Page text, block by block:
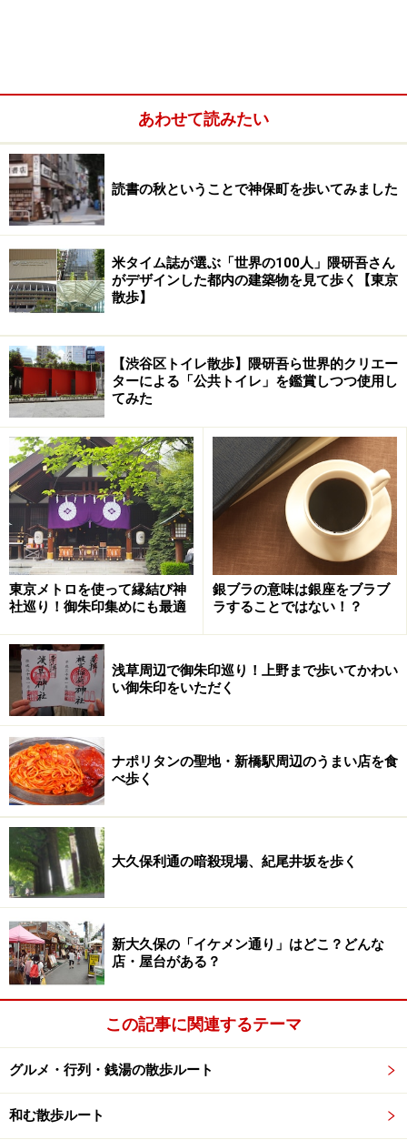
あわせて読みたい
読書の秋ということで神保町を歩いてみました
米タイム誌が選ぶ「世界の100人」隈研吾さん
がデザインした都内の建築物を見て歩く【東京
散歩】
【渋谷区トイレ散歩】隈研吾ら世界的クリエー
ターによる「公共トイレ」を鑑賞しつつ使用し
てみた
東京メトロを使って縁結び神
社巡り！御朱印集めにも最適
銀ブラの意味は銀座をブラブ
ラすることではない！？
浅草周辺で御朱印巡り！上野まで歩いてかわい
い御朱印をいただく
ナポリタンの聖地・新橋駅周辺のうまい店を食
べ歩く
大久保利通の暗殺現場、紀尾井坂を歩く
新大久保の「イケメン通り」はどこ？どんな
店・屋台がある？
この記事に関連するテーマ
グルメ・行列・銭湯の散歩ルート
和む散歩ルート